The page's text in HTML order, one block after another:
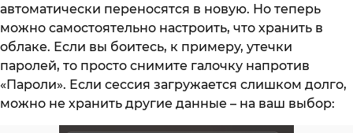
автоматически переносятся в новую. Но теперь
можно самостоятельно настроить, что хранить в
облаке. Если вы боитесь, к примеру, утечки
паролей, то просто снимите галочку напротив
«Пароли». Если сессия загружается слишком долго,
можно не хранить другие данные – на ваш выбор: